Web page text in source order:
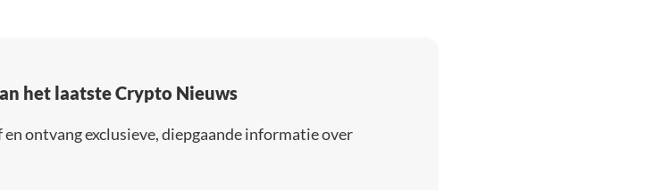
het laatste Crypto Nieuws
ontvang exclusieve, diepgaande informatie over